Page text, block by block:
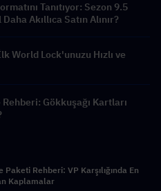
Tanıtıyor: Sezon 9.5
Akıllıca Satın Alınır?
World Lock'unuzu Hızlı ve
Gökkuşağı Kartları
Rehberi: VP Karşılığında En
Kaplamalar